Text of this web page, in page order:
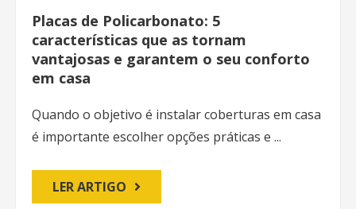
Placas de Policarbonato: 5
características que as tornam
vantajosas e garantem o seu conforto
em casa
Quando o objetivo é instalar coberturas em casa
é importante escolher opções práticas e ...
LER ARTIGO